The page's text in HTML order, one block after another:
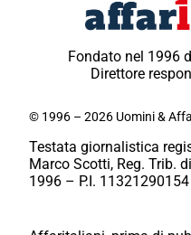
Fondato nel 1996
Direttore
© 1996 – 2026 Uomini &
Testata giornalistica
Marco Scotti, Reg. Trib.
1996 – P.I. 11321290154